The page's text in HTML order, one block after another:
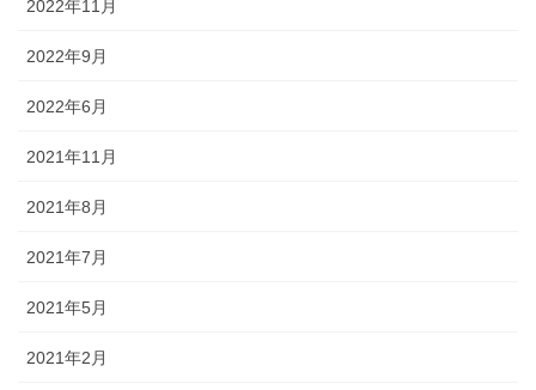
2022年11月
2022年9月
2022年6月
2021年11月
2021年8月
2021年7月
2021年5月
2021年2月